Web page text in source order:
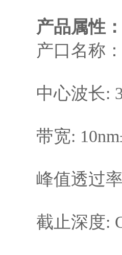
产品属性：
产口名称
中心波长:
带宽:
峰值透过
截止深度: